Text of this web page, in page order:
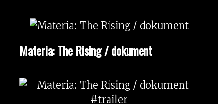
Materia: The Rising / dokument